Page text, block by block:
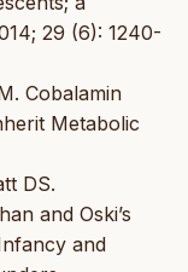
29 (6): 1240-
Cobalamin
Metabolic
DS.
and Oski’s
and